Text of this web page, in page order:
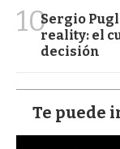
10Sergio
reality: el
decisión
Te puede